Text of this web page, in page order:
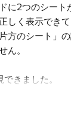
に2つのシート
しく表示でき
方のシート」
ん。
きました。